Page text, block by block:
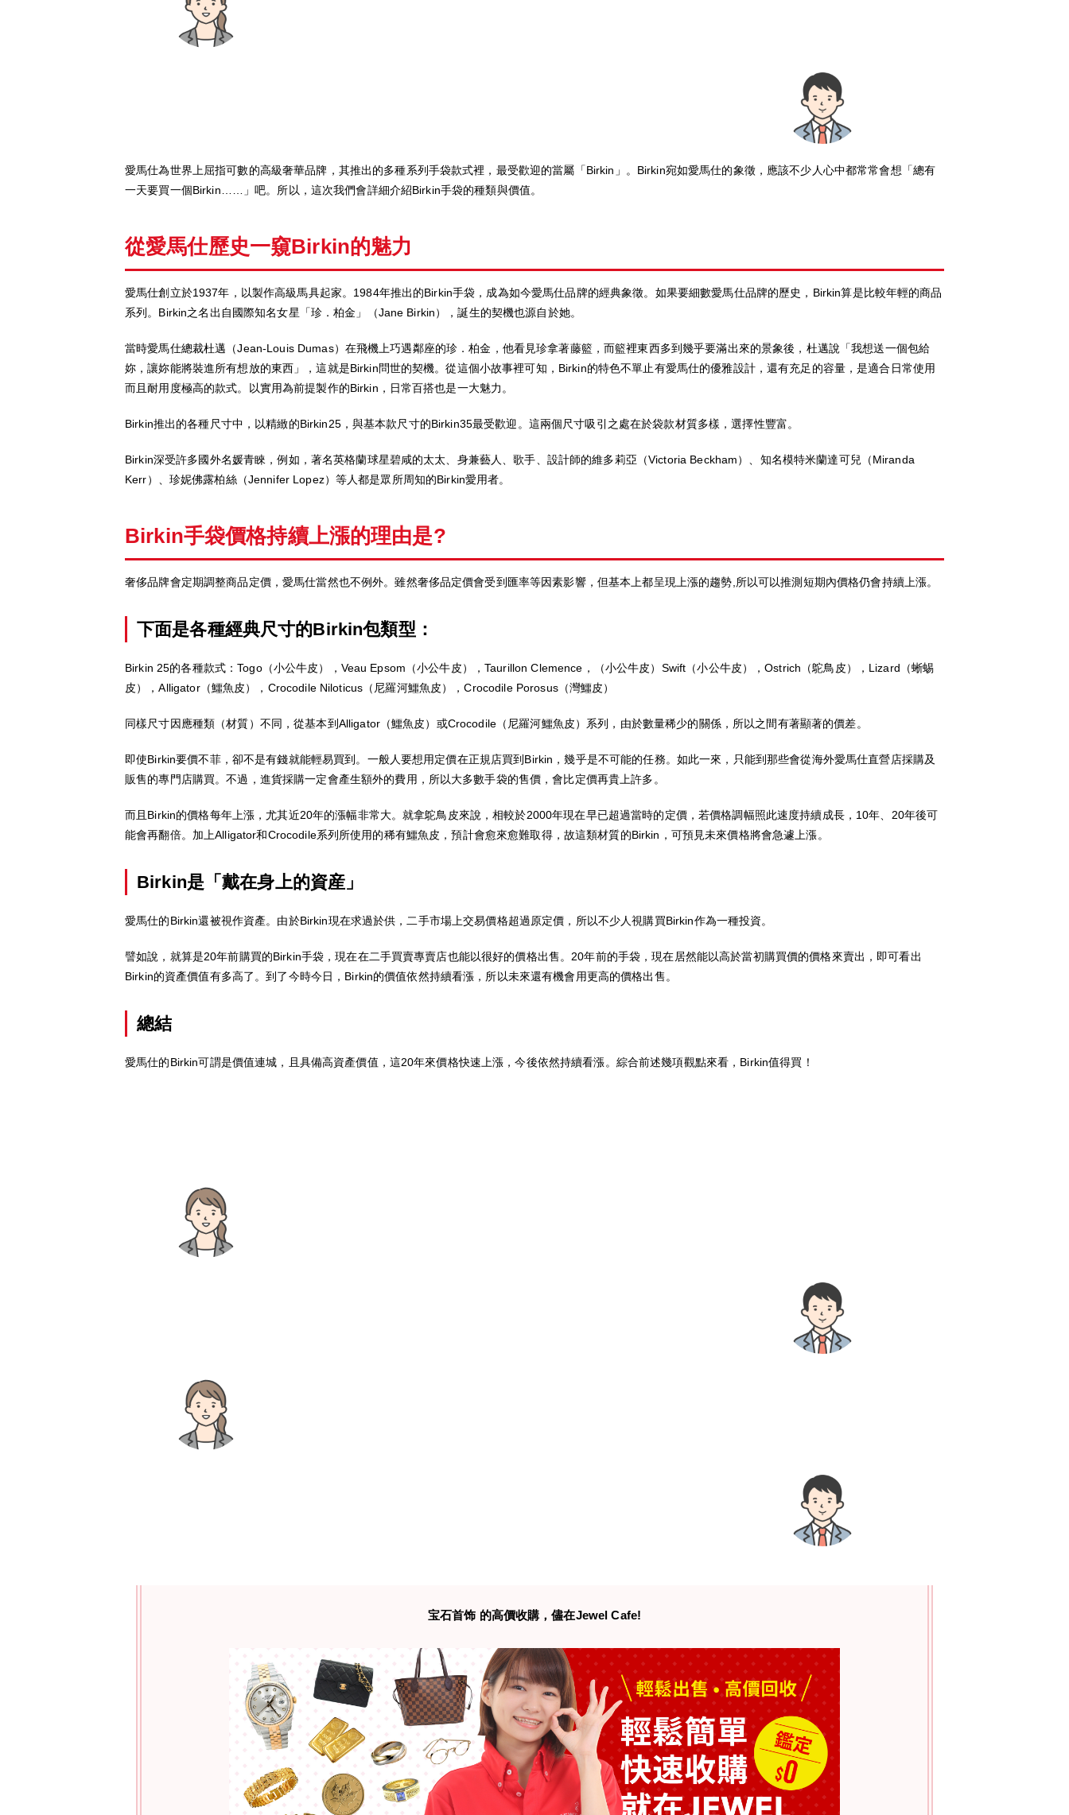
愛馬仕為世界上屈指可數的高級奢華品牌，其推出的多種系列手袋款式裡，最受歡迎的當屬「Birkin」。Birkin宛如愛馬仕的象徵，應該不少人心中都常常會想「總有
一天要買一個Birkin……」吧。所以，這次我們會詳細介紹Birkin手袋的種類與價值。
從愛馬仕歷史一窺Birkin的魅力
愛馬仕創立於1937年，以製作高級馬具起家。1984年推出的Birkin手袋，成為如今愛馬仕品牌的經典象徵。如果要細數愛馬仕品牌的歷史，Birkin算是比較年輕的商品
系列。Birkin之名出自國際知名女星「珍．柏金」（Jane Birkin），誕生的契機也源自於她。
當時愛馬仕總裁杜邁（Jean-Louis Dumas）在飛機上巧遇鄰座的珍．柏金，他看見珍拿著藤籃，而籃裡東西多到幾乎要滿出來的景象後，杜邁說「我想送一個包給
妳，讓妳能將裝進所有想放的東西」，這就是Birkin問世的契機。從這個小故事裡可知，Birkin的特色不單止有愛馬仕的優雅設計，還有充足的容量，是適合日常使用
而且耐用度極高的款式。以實用為前提製作的Birkin，日常百搭也是一大魅力。
Birkin推出的各種尺寸中，以精緻的Birkin25，與基本款尺寸的Birkin35最受歡迎。這兩個尺寸吸引之處在於袋款材質多樣，選擇性豐富。
Birkin深受許多國外名媛青睞，例如，著名英格蘭球星碧咸的太太、身兼藝人、歌手、設計師的維多莉亞（Victoria Beckham）、知名模特米蘭達可兒（Miranda
Kerr）、珍妮佛露柏絲（Jennifer Lopez）等人都是眾所周知的Birkin愛用者。
Birkin手袋價格持續上漲的理由是?
奢侈品牌會定期調整商品定價，愛馬仕當然也不例外。雖然奢侈品定價會受到匯率等因素影響，但基本上都呈現上漲的趨勢,所以可以推測短期內價格仍會持續上漲。
下面是各種經典尺寸的Birkin包類型：
Birkin 25的各種款式：Togo（小公牛皮），Veau Epsom（小公牛皮），Taurillon Clemence，（小公牛皮）Swift（小公牛皮），Ostrich（鴕鳥皮），Lizard（蜥蜴
皮），Alligator（鱷魚皮），Crocodile Niloticus（尼羅河鱷魚皮），Crocodile Porosus（灣鱷皮）
同樣尺寸因應種類（材質）不同，從基本到Alligator（鱷魚皮）或Crocodile（尼羅河鱷魚皮）系列，由於數量稀少的關係，所以之間有著顯著的價差。
即使Birkin要價不菲，卻不是有錢就能輕易買到。一般人要想用定價在正規店買到Birkin，幾乎是不可能的任務。如此一來，只能到那些會從海外愛馬仕直營店採購及
販售的專門店購買。不過，進貨採購一定會產生額外的費用，所以大多數手袋的售價，會比定價再貴上許多。
而且Birkin的價格每年上漲，尤其近20年的漲幅非常大。就拿鴕鳥皮來說，相較於2000年現在早已超過當時的定價，若價格調幅照此速度持續成長，10年、20年後可
能會再翻倍。加上Alligator和Crocodile系列所使用的稀有鱷魚皮，預計會愈來愈難取得，故這類材質的Birkin，可預見未來價格將會急遽上漲。
Birkin是「戴在身上的資産」
愛馬仕的Birkin還被視作資產。由於Birkin現在求過於供，二手市場上交易價格超過原定價，所以不少人視購買Birkin作為一種投資。
譬如說，就算是20年前購買的Birkin手袋，現在在二手買賣專賣店也能以很好的價格出售。20年前的手袋，現在居然能以高於當初購買價的價格來賣出，即可看出
Birkin的資產價值有多高了。到了今時今日，Birkin的價值依然持續看漲，所以未來還有機會用更高的價格出售。
總結
愛馬仕的Birkin可謂是價值連城，且具備高資產價值，這20年來價格快速上漲，今後依然持續看漲。綜合前述幾項觀點來看，Birkin值得買！
宝石首饰 的高價收購，儘在Jewel Cafe!